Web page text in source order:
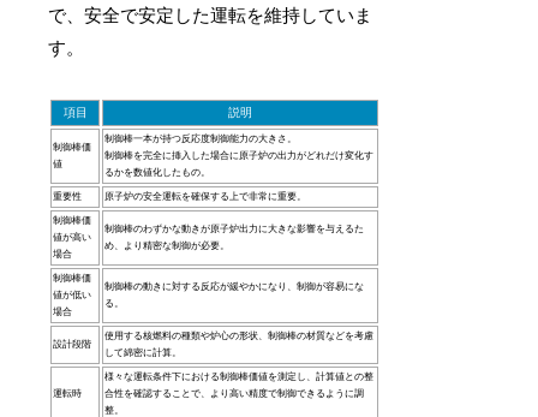
で、安全で安定した運転を維持していま
す。
項目 説明
制御棒価
値
制御棒一本が持つ反応度制御能力の大きさ。
制御棒を完全に挿入した場合に原子炉の出力がどれだけ変化す
るかを数値化したもの。
重要性 原子炉の安全運転を確保する上で非常に重要。
制御棒価
値が高い
場合
制御棒のわずかな動きが原子炉出力に大きな影響を与えるた
め、より精密な制御が必要。
制御棒価
値が低い
場合
制御棒の動きに対する反応が緩やかになり、制御が容易にな
る。
設計段階
使用する核燃料の種類や炉心の形状、制御棒の材質などを考慮
して綿密に計算。
運転時
様々な運転条件下における制御棒価値を測定し、計算値との整
合性を確認することで、より高い精度で制御できるように調
整。